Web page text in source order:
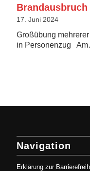
17. Juni 2024
Großübung
in Personenzug
Navigation
Erklärung zur